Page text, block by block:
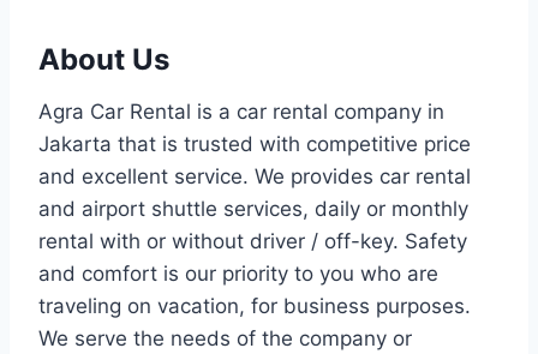
About Us
Agra Car Rental is a car rental company in
Jakarta that is trusted with competitive price
and excellent service. We provides car rental
and airport shuttle services, daily or monthly
rental with or without driver / off-key. Safety
and comfort is our priority to you who are
traveling on vacation, for business purposes.
We serve the needs of the company or